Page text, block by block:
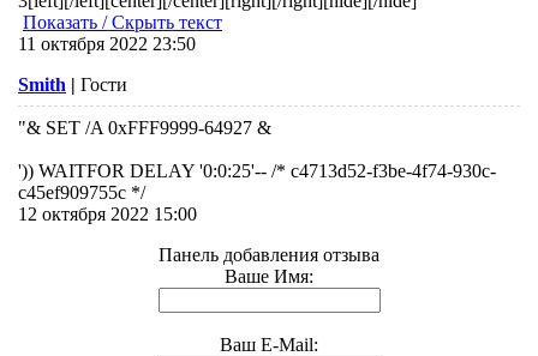
Показать / Скрыть текст
11 октября 2022 23:50
Smith | Гости
"& SET /A 0xFFF9999-64927 &
')) WAITFOR DELAY '0:0:25'-- /* c4713d52-f3be-4f74-930c-
c45ef909755c */
12 октября 2022 15:00
Панель добавления отзыва
Ваше Имя:
Ваш E-Mail: